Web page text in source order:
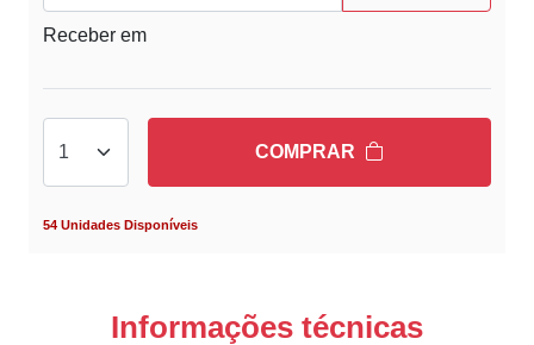
Receber em
COMPRAR
54 Unidades Disponíveis
Informações técnicas